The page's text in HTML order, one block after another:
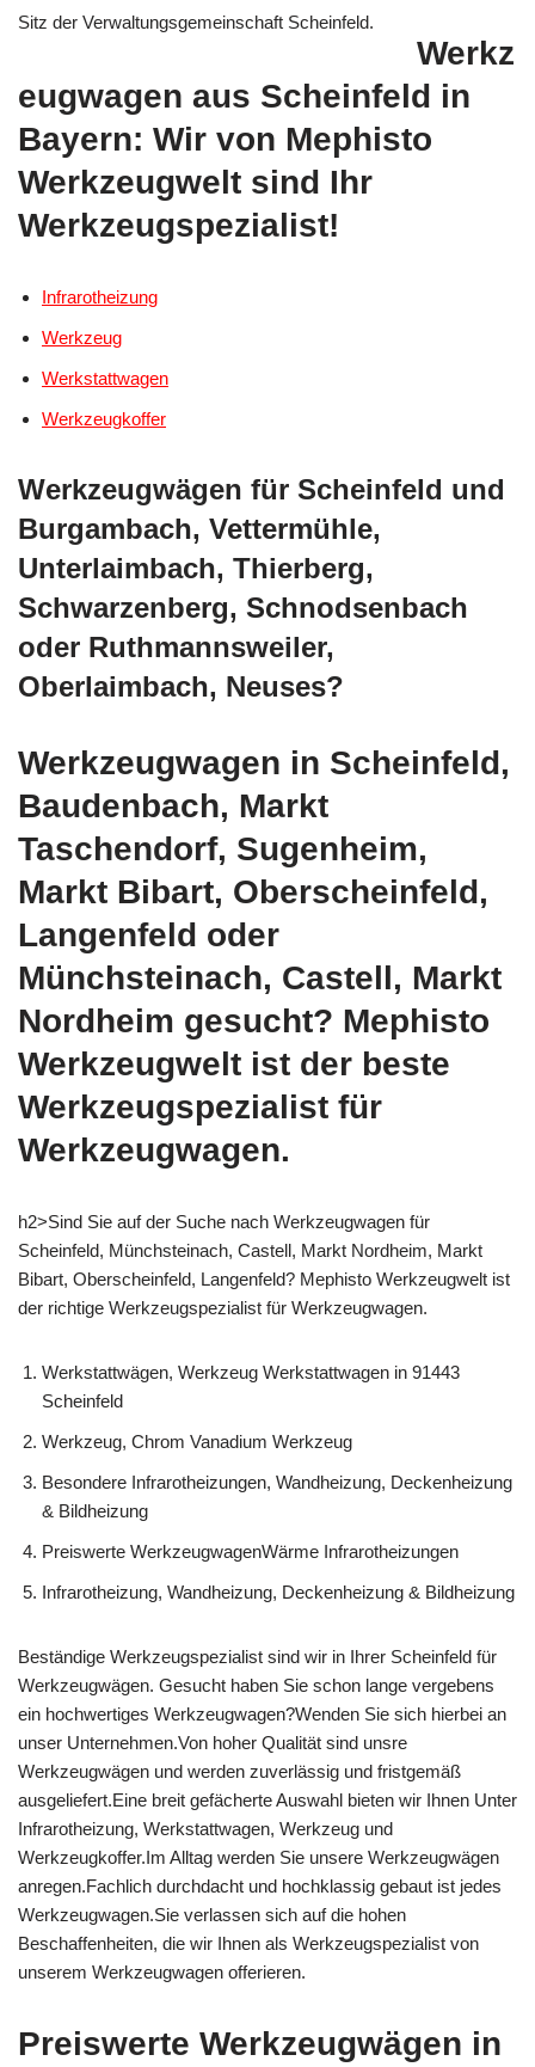
Sitz der Verwaltungsgemeinschaft Scheinfeld.
Werkz
eugwagen aus Scheinfeld in
Bayern: Wir von Mephisto
Werkzeugwelt sind Ihr
Werkzeugspezialist!
Infrarotheizung
Werkzeug
Werkstattwagen
Werkzeugkoffer
Werkzeugwägen für Scheinfeld und
Burgambach, Vettermühle,
Unterlaimbach, Thierberg,
Schwarzenberg, Schnodsenbach
oder Ruthmannsweiler,
Oberlaimbach, Neuses?
Werkzeugwagen in Scheinfeld,
Baudenbach, Markt
Taschendorf, Sugenheim,
Markt Bibart, Oberscheinfeld,
Langenfeld oder
Münchsteinach, Castell, Markt
Nordheim gesucht? Mephisto
Werkzeugwelt ist der beste
Werkzeugspezialist für
Werkzeugwagen.
h2>Sind Sie auf der Suche nach Werkzeugwagen für
Scheinfeld, Münchsteinach, Castell, Markt Nordheim, Markt
Bibart, Oberscheinfeld, Langenfeld? Mephisto Werkzeugwelt ist
der richtige Werkzeugspezialist für Werkzeugwagen.
Werkstattwägen, Werkzeug Werkstattwagen in 91443
Scheinfeld
Werkzeug, Chrom Vanadium Werkzeug
Besondere Infrarotheizungen, Wandheizung, Deckenheizung
& Bildheizung
Preiswerte WerkzeugwagenWärme Infrarotheizungen
Infrarotheizung, Wandheizung, Deckenheizung & Bildheizung
Beständige Werkzeugspezialist sind wir in Ihrer Scheinfeld für
Werkzeugwägen. Gesucht haben Sie schon lange vergebens
ein hochwertiges Werkzeugwagen?Wenden Sie sich hierbei an
unser Unternehmen.Von hoher Qualität sind unsre
Werkzeugwägen und werden zuverlässig und fristgemäß
ausgeliefert.Eine breit gefächerte Auswahl bieten wir Ihnen Unter
Infrarotheizung, Werkstattwagen, Werkzeug und
Werkzeugkoffer.Im Alltag werden Sie unsere Werkzeugwägen
anregen.Fachlich durchdacht und hochklassig gebaut ist jedes
Werkzeugwagen.Sie verlassen sich auf die hohen
Beschaffenheiten, die wir Ihnen als Werkzeugspezialist von
unserem Werkzeugwagen offerieren.
Preiswerte Werkzeugwägen in